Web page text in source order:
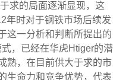
求的局面逐渐显现，这
年时对于钢铁市场后续发
这一分析和判断所提出的
，已经在华虎Htiger的潜
熟，在目前供大于求的市
生命力和竞争优势，代表